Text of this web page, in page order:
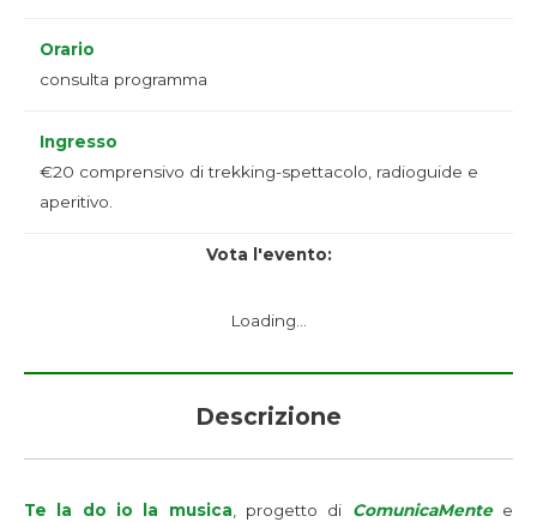
Orario
consulta programma
Ingresso
€20 comprensivo di trekking-spettacolo, radioguide e
aperitivo.
Vota l'evento:
Loading...
Descrizione
Te la do io la musica, progetto di ComunicaMentee